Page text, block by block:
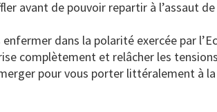
avant de pouvoir repartir à l’assaut
dans la polarité exercée par
complètement et relâcher les
pour vous porter littéralement à